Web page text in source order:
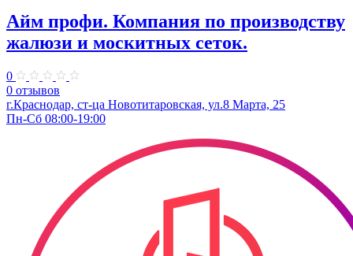
Айм профи. Компания по производству
жалюзи и москитных сеток.
0
0 отзывов
г.Краснодар, ст-ца Новотитаровская, ул.​8 Марта, 25
Пн-Сб 08:00-19:00